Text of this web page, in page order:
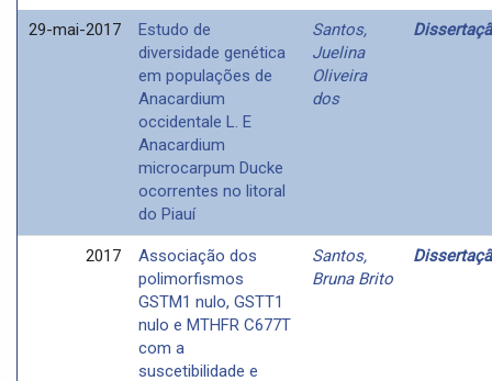
29-mai-2017
Estudo de
diversidade genética
em populações de
Anacardium
occidentale L. E
Anacardium
microcarpum Ducke
ocorrentes no litoral
do Piauí
Santos,
Juelina
Oliveira
dos
2017
Associação dos
polimorfismos
GSTM1 nulo, GSTT1
nulo e MTHFR C677T
com a
suscetibilidade e
Santos,
Bruna Brito